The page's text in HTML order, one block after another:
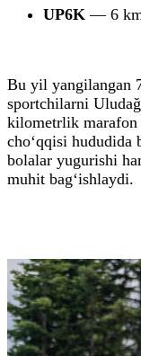
UP6K — 6
Bu yil yangilangan
sportchilarni
kilometrlik
cho‘qqisi hududida
bolalar yugurishi
muhit bag‘ishlaydi.